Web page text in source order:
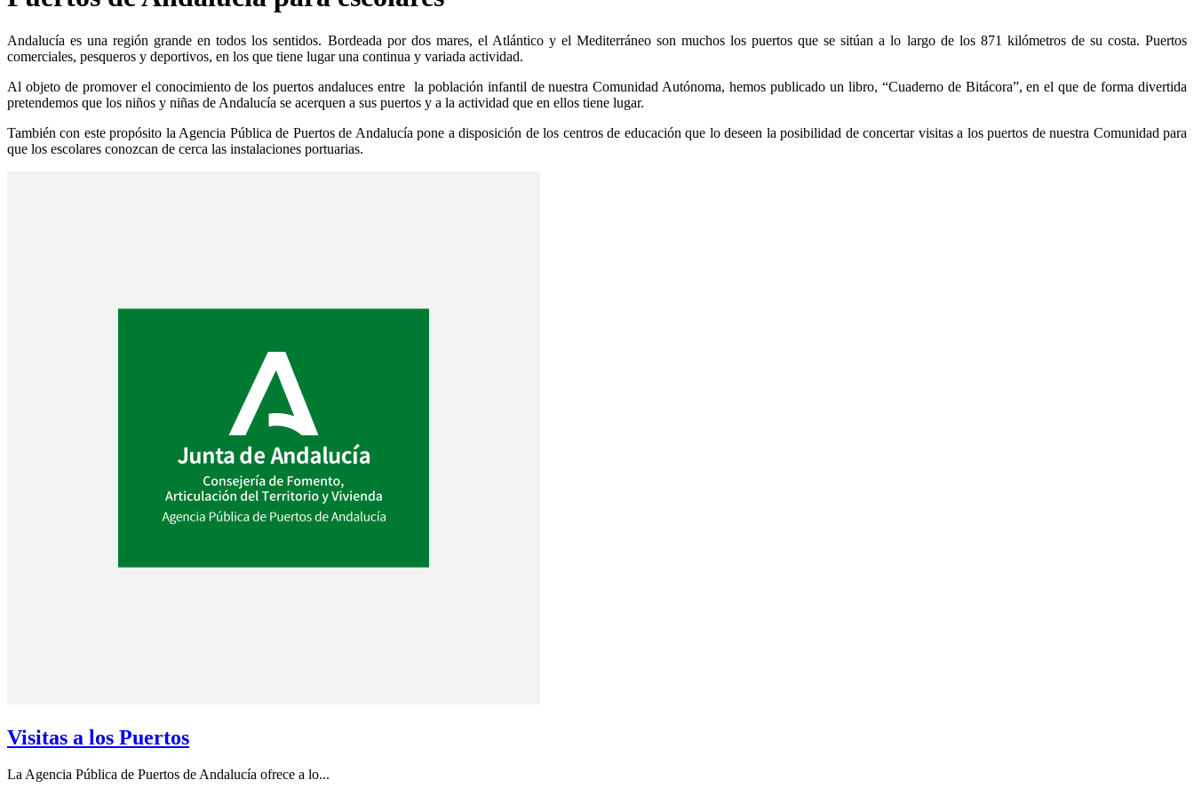
Andalucía es una región grande en todos los sentidos. Bordeada por dos mares, el Atlántico y el Mediterráneo son muchos los puertos que se sitúan a lo largo de los 871 kilómetros de su costa. Puertos
comerciales, pesqueros y deportivos, en los que tiene lugar una continua y variada actividad.
Al objeto de promover el conocimiento de los puertos andaluces entre la población infantil de nuestra Comunidad Autónoma, hemos publicado un libro, “Cuaderno de Bitácora”, en el que de forma divertida
pretendemos que los niños y niñas de Andalucía se acerquen a sus puertos y a la actividad que en ellos tiene lugar.
También con este propósito la Agencia Pública de Puertos de Andalucía pone a disposición de los centros de educación que lo deseen la posibilidad de concertar visitas a los puertos de nuestra Comunidad para
que los escolares conozcan de cerca las instalaciones portuarias.
Visitas a los Puertos
La Agencia Pública de Puertos de Andalucía ofrece a lo...